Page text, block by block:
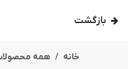
بازگشت
خانه همه